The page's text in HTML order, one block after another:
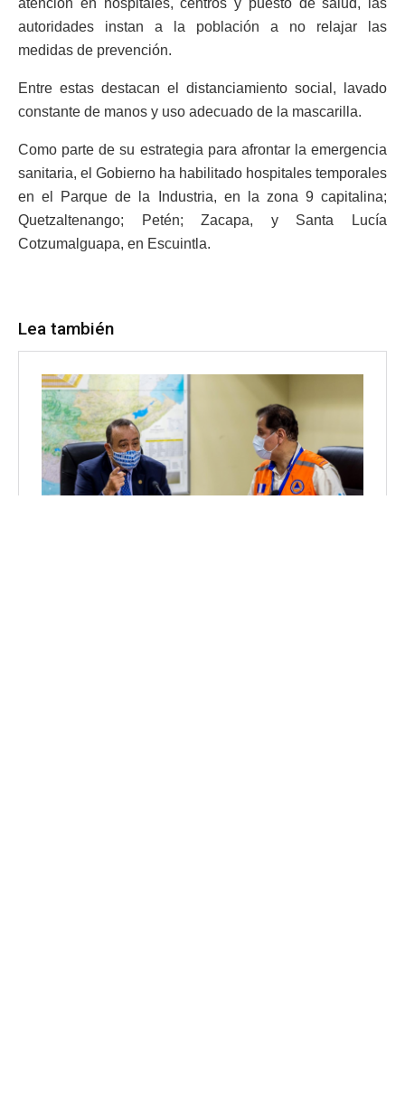
autoridades instan a la población a no relajar las
medidas de prevención.
Entre estas destacan el distanciamiento social, lavado
constante de manos y uso adecuado de la mascarilla.
Como parte de su estrategia para afrontar la emergencia
sanitaria, el Gobierno ha habilitado hospitales temporales
en el Parque de la Industria, en la zona 9 capitalina;
Quetzaltenango; Petén; Zacapa, y Santa Lucía
Cotzumalguapa, en Escuintla.
Lea también